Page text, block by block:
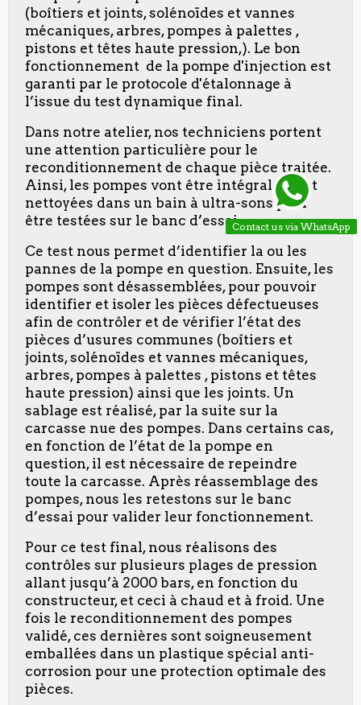
(boîtiers et joints, solénoïdes et vannes
mécaniques, arbres, pompes à palettes ,
pistons et têtes haute pression,). Le bon
fonctionnement de la pompe d'injection est
garanti par le protocole d'étalonnage à
l’issue du test dynamique final.
Dans notre atelier, nos techniciens portent
une attention particulière pour le
reconditionnement de chaque pièce traitée.
Ainsi, les pompes vont être intégralement
nettoyées dans un bain à ultra-sons pour
être testées sur le banc d’essai.
Ce test nous permet d’identifier la ou les
pannes de la pompe en question. Ensuite, les
pompes sont désassemblées, pour pouvoir
identifier et isoler les pièces défectueuses
afin de contrôler et de vérifier l’état des
pièces d’usures communes (boîtiers et
joints, solénoïdes et vannes mécaniques,
arbres, pompes à palettes , pistons et têtes
haute pression) ainsi que les joints. Un
sablage est réalisé, par la suite sur la
carcasse nue des pompes. Dans certains cas,
en fonction de l’état de la pompe en
question, il est nécessaire de repeindre
toute la carcasse. Après réassemblage des
pompes, nous les retestons sur le banc
d’essai pour valider leur fonctionnement.
Pour ce test final, nous réalisons des
contrôles sur plusieurs plages de pression
allant jusqu’à 2000 bars, en fonction du
constructeur, et ceci à chaud et à froid. Une
fois le reconditionnement des pompes
validé, ces dernières sont soigneusement
emballées dans un plastique spécial anti-
corrosion pour une protection optimale des
pièces.
Contact us via WhatsApp